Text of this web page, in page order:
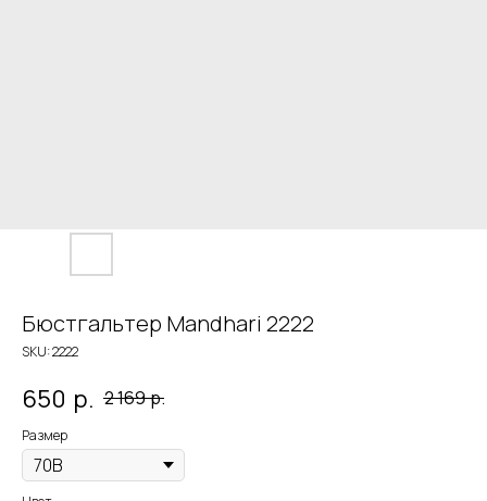
Бюстгальтер Mandhari 2222
SKU:2222
650 р. 2 169р.
Размер